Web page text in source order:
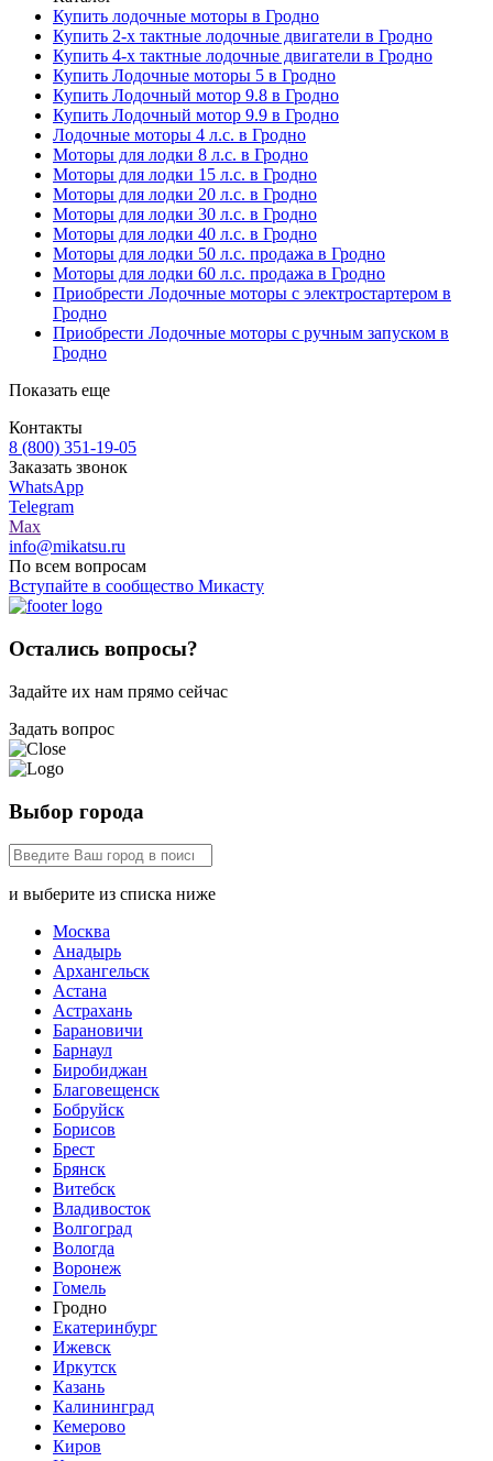
Купить лодочные моторы в Гродно
Купить 2-х тактные лодочные двигатели в Гродно
Купить 4-х тактные лодочные двигатели в Гродно
Купить Лодочные моторы 5 в Гродно
Купить Лодочный мотор 9.8 в Гродно
Купить Лодочный мотор 9.9 в Гродно
Лодочные моторы 4 л.с. в Гродно
Моторы для лодки 8 л.с. в Гродно
Моторы для лодки 15 л.с. в Гродно
Моторы для лодки 20 л.с. в Гродно
Моторы для лодки 30 л.с. в Гродно
Моторы для лодки 40 л.с. в Гродно
Моторы для лодки 50 л.с. продажа в Гродно
Моторы для лодки 60 л.с. продажа в Гродно
Приобрести Лодочные моторы с электростартером в
Гродно
Приобрести Лодочные моторы с ручным запуском в
Гродно
Показать еще
Контакты
8 (800) 351-19-05
Заказать звонок
WhatsApp
Telegram
Max
info@mikatsu.ru
По всем вопросам
Вступайте в сообщество Микасту
Остались вопросы?
Задайте их нам прямо сейчас
Задать вопрос
Выбор города
и выберите из списка ниже
Москва
Анадырь
Архангельск
Астана
Астрахань
Барановичи
Барнаул
Биробиджан
Благовещенск
Бобруйск
Борисов
Брест
Брянск
Витебск
Владивосток
Волгоград
Вологда
Воронеж
Гомель
Гродно
Екатеринбург
Ижевск
Иркутск
Казань
Калининград
Кемерово
Киров